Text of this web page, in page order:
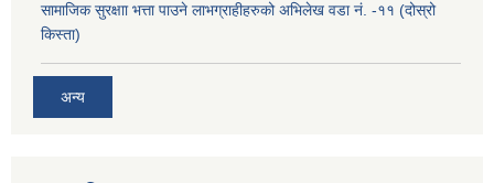
सामाजिक सुरक्षाा भत्ता पाउने लाभग्राहीहरुको अभिलेख वडा नं. -११ (दोस्रो
किस्ता)
अन्य